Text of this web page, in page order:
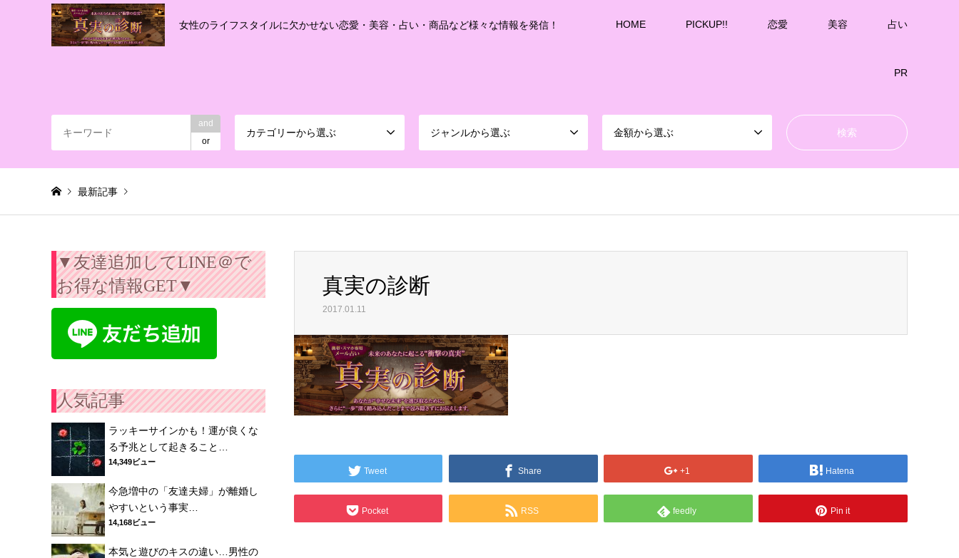
女性のライフスタイルに欠かせない恋愛・美容・占い・商品など様々な情報を発信！ HOME PICKUP!! 恋愛 美容 占い
PR
and
or
カテゴリーから選ぶ ジャンルから選ぶ 金額から選ぶ
最新記事
真実の診断 真実の診断
2017.01.11
Tweet Share +1 Hatena
Pocket RSS feedly Pin it
▼友達追加してLINE＠で
お得な情報GET▼
人気記事
ラッキーサインかも！運が良くな
る予兆として起きること…
14,349ビュー
今急増中の「友達夫婦」が離婚し
やすいという事実…
14,168ビュー
本気と遊びのキスの違い…男性の